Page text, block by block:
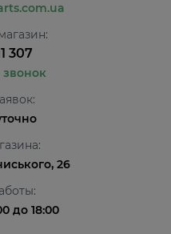
307
26
до 18:00